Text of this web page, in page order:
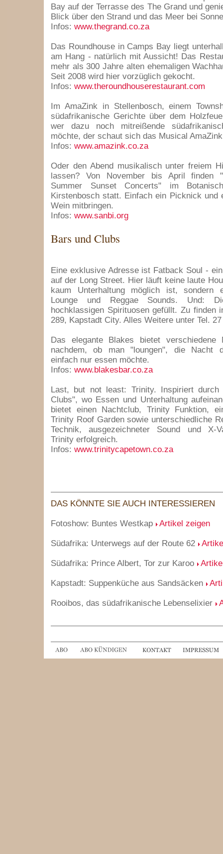
Bay auf der Terrasse des The Grand und
Blick über den Strand und das Meer bei
Infos: www.thegrand.co.za
Das Roundhouse in Camps Bay liegt
am Hang - natürlich mit Aussicht! Das
mehr als 300 Jahre alten ehemaligen
Seit 2008 wird hier vorzüglich gekocht.
Infos: www.theroundhouserestaurant.com
Im AmaZink in Stellenbosch, einem
südafrikanische Gerichte über dem
wer dazu noch mitreißende
möchte, der schaut sich das Musical
Infos: www.amazink.co.za
Oder den Abend musikalisch unter freiem
lassen? Von November bis April finden
Summer Sunset Concerts" im
Kirstenbosch statt. Einfach ein Picknick und
Wein mitbringen.
Infos: www.sanbi.org
Bars und Clubs
Eine exklusive Adresse ist Fatback Soul -
auf der Long Street. Hier läuft keine laute
kaum Unterhaltung möglich ist, sondern
Lounge und Reggae Sounds. Und:
hochklassigen Spirituosen gefüllt. Zu finden
289, Kapstadt City. Alles Weitere unter Tel.
Das elegante Blakes bietet verschiedene
nachdem, ob man "loungen", die Nacht
einfach nur essen möchte.
Infos: www.blakesbar.co.za
Last, but not least: Trinity. Inspiriert durch
Clubs", wo Essen und Unterhaltung
bietet einen Nachtclub, Trinity Funktion,
Trinity Roof Garden sowie unterschiedliche
Technik, ausgezeichneter Sound und X-
Trinity erfolgreich.
Infos: www.trinitycapetown.co.za
DAS KÖNNTE SIE AUCH INTERESSIEREN
Fotoshow: Buntes Westkap Artikel zeigen
Südafrika: Unterwegs auf der Route 62
Südafrika: Prince Albert, Tor zur Karoo
Kapstadt: Suppenküche aus Sandsäcken
Rooibos, das südafrikanische Lebenselixier